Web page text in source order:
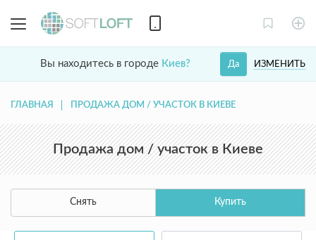
Вы находитесь в городе Киев? ИЗМЕНИТЬ
Да
ГЛАВНАЯ ПРОДАЖА ДОМ / УЧАСТОК В КИЕВЕ
Продажа дом / участок в Киеве
Снять Купить